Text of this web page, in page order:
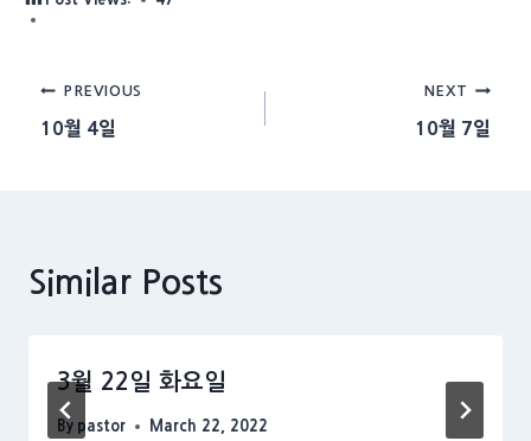
Post
navigation
PREVIOUS
10월 4일
NEXT
10월 7일
Similar Posts
3월 22일 화요일
By pastor March 22, 2022